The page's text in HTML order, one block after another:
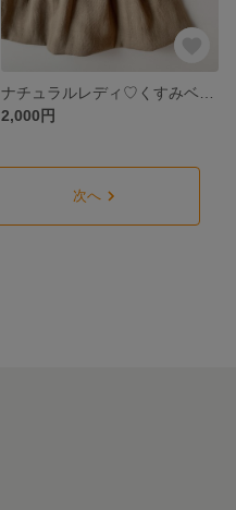
2,000円
次へ